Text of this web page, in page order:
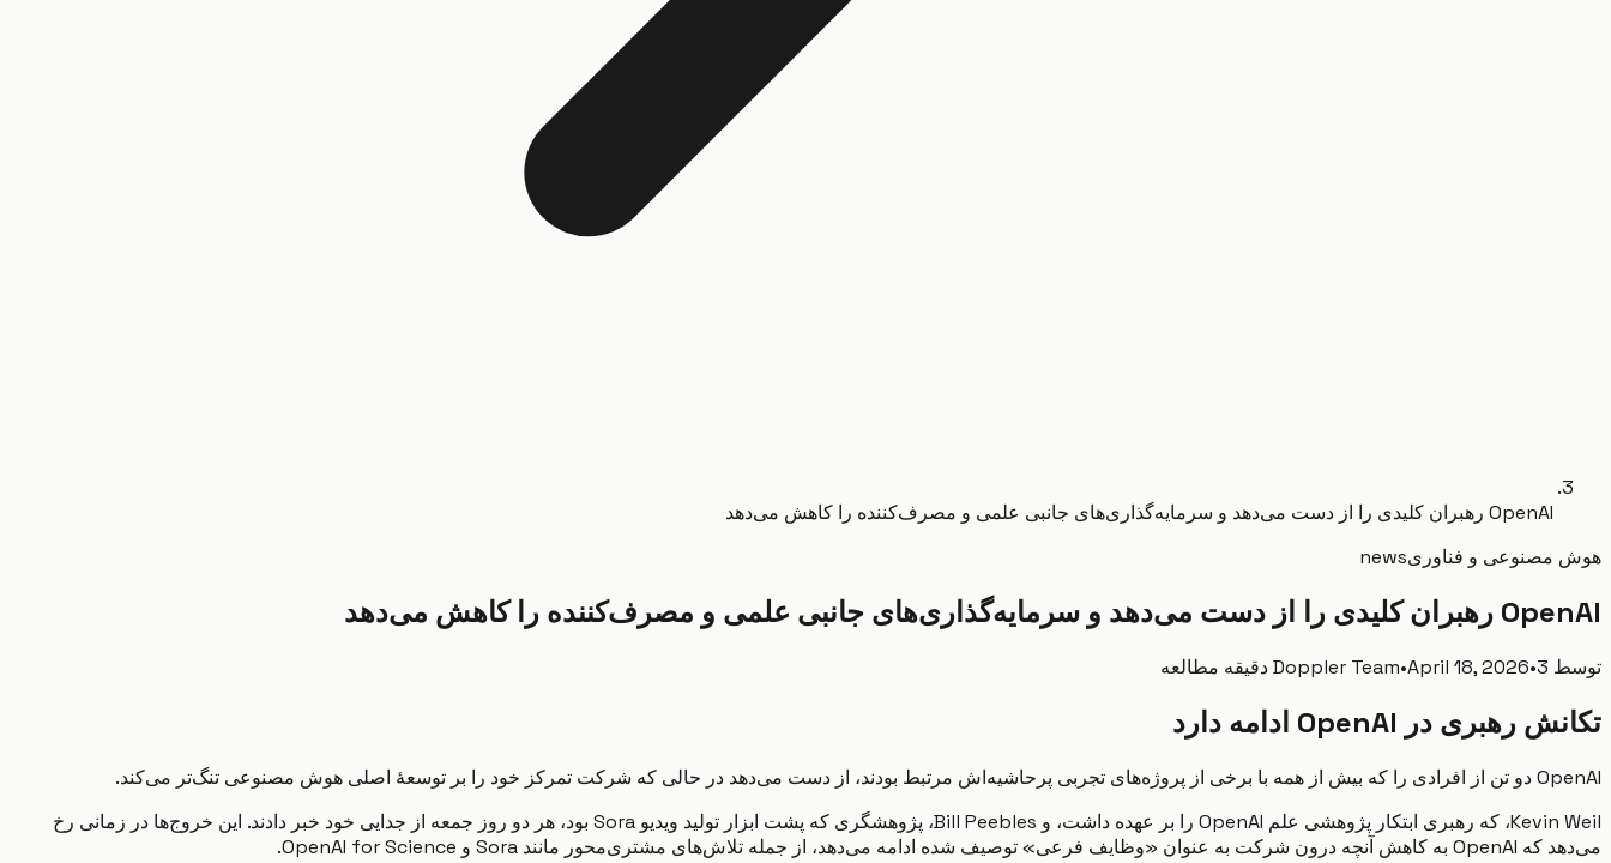
OpenAI رهبران کلیدی را از دست می‌دهد و سرمایه‌گذاری‌های جانبی علمی و مصرف‌کننده را کاهش می‌دهد
هوش مصنوعی و فناوریnews
OpenAI رهبران کلیدی را از دست می‌دهد و سرمایه‌گذاری‌های جانبی علمی و مصرف‌کننده را کاهش می‌دهد
توسط Doppler Team•April 18, 2026•3 دقیقه مطالعه
تکانش رهبری در OpenAI ادامه دارد
OpenAI دو تن از افرادی را که بیش از همه با برخی از پروژه‌های تجربی پرحاشیه‌اش مرتبط بودند، از دست می‌دهد در حالی که شرکت تمرکز خود را بر توسعهٔ اصلی هوش مصنوعی تنگ‌تر می‌کند.
Kevin Weil، که رهبری ابتکار پژوهشی علم OpenAI را بر عهده داشت، و Bill Peebles، پژوهشگری که پشت ابزار تولید ویدیو Sora بود، هر دو روز جمعه از جدایی خود خبر دادند. این خروج‌ها در زمانی رخ
می‌دهد که OpenAI به کاهش آنچه درون شرکت به عنوان «وظایف فرعی» توصیف شده ادامه می‌دهد، از جمله تلاش‌های مشتری‌محور مانند Sora و OpenAI for Science.